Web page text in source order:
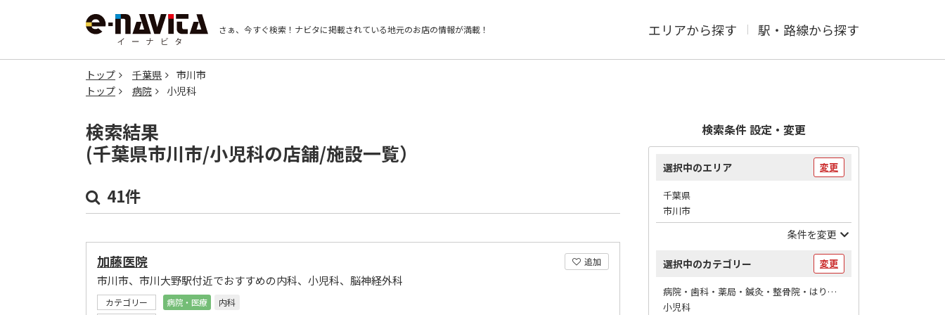
さぁ、今すぐ検索！ ナビタに掲載されている地元のお店の情報が満載！ エリアから探す 駅・路線から探す
トップ 千葉県
市川市
トップ
病院 小児科
検索結果
(千葉県市川市/小児科の店舗/施設一覧）
41件
追加
加藤医院
市川市、市川大野駅付近でおすすめの内科、小児科、脳神経外科
カテゴリー 病院・医療
内科
検索条件 設定・変更
選択中のエリア 変更
千葉県
市川市
条件を変更
選択中のカテゴリー 変更
病院・歯科・薬局・鍼灸・整骨院・はりマッサージ / 病院
小児科